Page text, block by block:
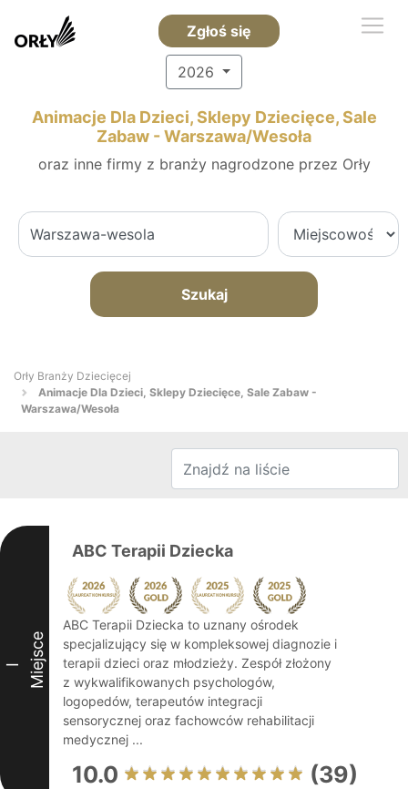
Zgłoś się
2026
Animacje Dla Dzieci, Sklepy Dziecięce, Sale
Zabaw - Warszawa/Wesoła
oraz inne firmy z branży nagrodzone przez Orły
Szukaj
Orły Branży Dziecięcej
Animacje Dla Dzieci, Sklepy Dziecięce, Sale Zabaw -
Warszawa/Wesoła
I Miejsce
ABC Terapii Dziecka
ABC Terapii Dziecka to uznany ośrodek
specjalizujący się w kompleksowej diagnozie i
terapii dzieci oraz młodzieży. Zespół złożony
z wykwalifikowanych psychologów,
logopedów, terapeutów integracji
sensorycznej oraz fachowców rehabilitacji
medycznej ...
10.0 (39)